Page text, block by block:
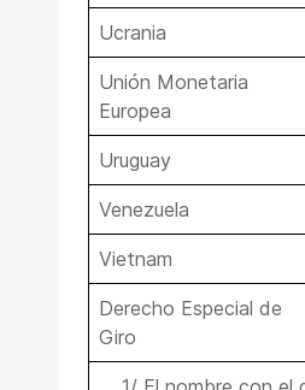
Ucrania
Unión Monetaria
Europea
Uruguay
Venezuela
Vietnam
Derecho Especial de
Giro